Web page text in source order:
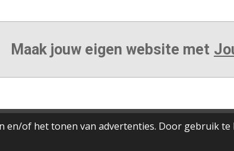
en/of het tonen van advertenties. Door gebruik
Maak jouw eigen website met